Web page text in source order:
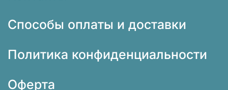
Способы оплаты и доставки
Политика конфиденциальности
Оферта